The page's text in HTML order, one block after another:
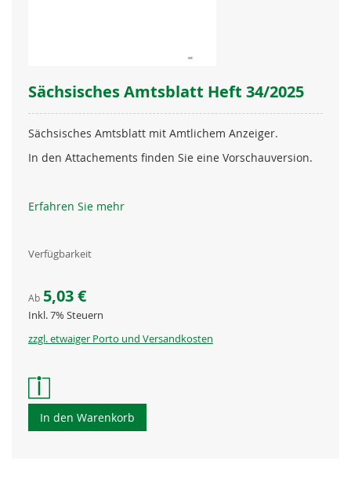
Sächsisches Amtsblatt Heft 34/2025
Sächsisches Amtsblatt mit Amtlichem Anzeiger.
In den Attachements finden Sie eine Vorschauversion.
Erfahren Sie mehr
Verfügbarkeit
Ab 5,03 €
Inkl. 7% Steuern
zzgl. etwaiger Porto und Versandkosten
In den Warenkorb